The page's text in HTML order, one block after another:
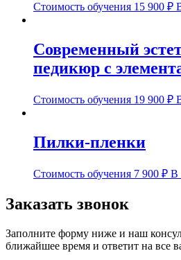
Стоимость обучения 15 900 ₽
Современный
педикюр с
Стоимость обучения 19 900 ₽
Пилки-пленки
Стоимость обучения 7 900 ₽ В
Заказать звонок
Заполните форму ниже и наш
ближайшее время и ответит на все